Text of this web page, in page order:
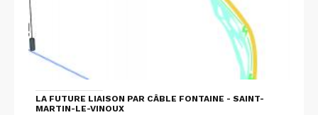
LA FUTURE LIAISON PAR CÂBLE FONTAINE - SAINT-
MARTIN-LE-VINOUX